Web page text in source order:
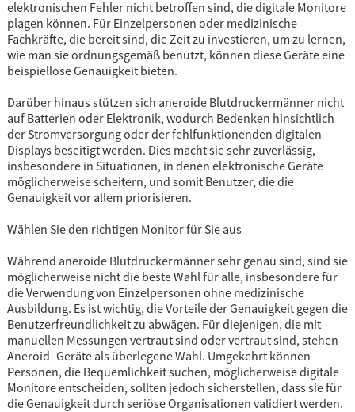
elektronischen Fehler nicht betroffen sind, die digitale Monitore
plagen können. Für Einzelpersonen oder medizinische
Fachkräfte, die bereit sind, die Zeit zu investieren, um zu lernen,
wie man sie ordnungsgemäß benutzt, können diese Geräte eine
beispiellose Genauigkeit bieten.
Darüber hinaus stützen sich aneroide Blutdruckermänner nicht
auf Batterien oder Elektronik, wodurch Bedenken hinsichtlich
der Stromversorgung oder der fehlfunktionenden digitalen
Displays beseitigt werden. Dies macht sie sehr zuverlässig,
insbesondere in Situationen, in denen elektronische Geräte
möglicherweise scheitern, und somit Benutzer, die die
Genauigkeit vor allem priorisieren.
Wählen Sie den richtigen Monitor für Sie aus
Während aneroide Blutdruckermänner sehr genau sind, sind sie
möglicherweise nicht die beste Wahl für alle, insbesondere für
die Verwendung von Einzelpersonen ohne medizinische
Ausbildung. Es ist wichtig, die Vorteile der Genauigkeit gegen die
Benutzerfreundlichkeit zu abwägen. Für diejenigen, die mit
manuellen Messungen vertraut sind oder vertraut sind, stehen
Aneroid -Geräte als überlegene Wahl. Umgekehrt können
Personen, die Bequemlichkeit suchen, möglicherweise digitale
Monitore entscheiden, sollten jedoch sicherstellen, dass sie für
die Genauigkeit durch seriöse Organisationen validiert werden.